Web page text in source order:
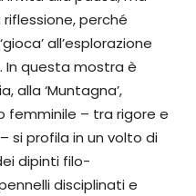
perché
all’esplorazione
In questa mostra è
alla ‘Muntagna’,
femminile – tra rigore e
si profila in un volto di
dipinti filo-
disciplinati e